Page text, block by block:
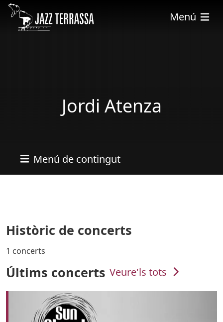
Vés al contingut
Menú
Jordi Atenza
Menú de contingut
Històric de concerts
1 concerts
Últims concerts Veure'ls tots